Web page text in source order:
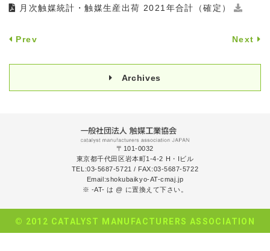
月次触媒統計・触媒生産出荷 2021年合計（確定）
Prev Next
Archives
〒101-0032
東京都千代田区岩本町1-4-2 H・Iビル
TEL:03-5687-5721 / FAX:03-5687-5722
Email:shokubaikyo-AT-cmaj.jp
※ -AT- は @ に置換えて下さい。
© 2012 CATALYST MANUFACTURERS ASSOCIATION